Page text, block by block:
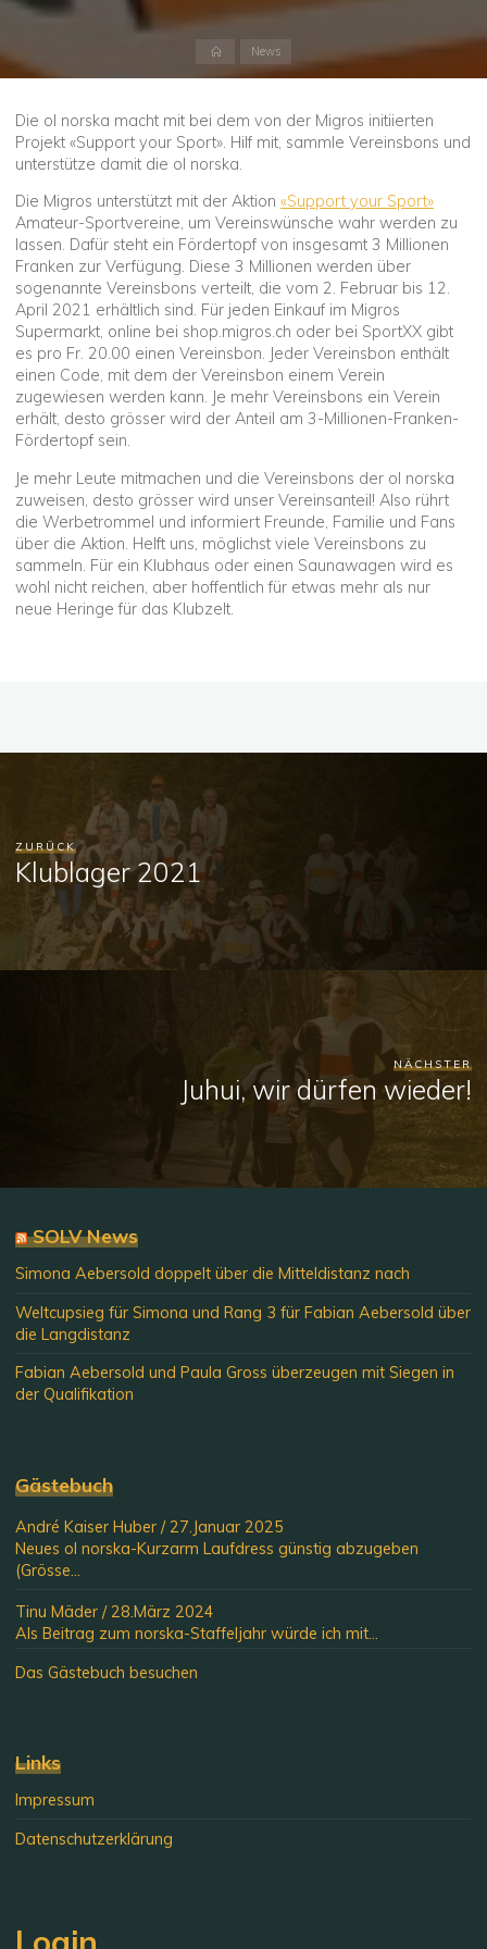
News
Die ol norska macht mit bei dem von der Migros initiierten
Projekt «Support your Sport». Hilf mit, sammle Vereinsbons und
unterstütze damit die ol norska.
Die Migros unterstützt mit der Aktion«Support your Sport»
Amateur-Sportvereine, um Vereinswünsche wahr werden zu
lassen. Dafür steht ein Fördertopf von insgesamt 3 Millionen
Franken zur Verfügung. Diese 3 Millionen werden über
sogenannte Vereinsbons verteilt, die vom 2. Februar bis 12.
April 2021 erhältlich sind. Für jeden Einkauf im Migros
Supermarkt, online bei shop.migros.ch oder bei SportXX gibt
es pro Fr. 20.00 einen Vereinsbon. Jeder Vereinsbon enthält
einen Code, mit dem der Vereinsbon einem Verein
zugewiesen werden kann. Je mehr Vereinsbons ein Verein
erhält, desto grösser wird der Anteil am 3-Millionen-Franken-
Fördertopf sein.
Je mehr Leute mitmachen und die Vereinsbons der ol norska
zuweisen, desto grösser wird unser Vereinsanteil! Also rührt
die Werbetrommel und informiert Freunde, Familie und Fans
über die Aktion. Helft uns, möglichst viele Vereinsbons zu
sammeln. Für ein Klubhaus oder einen Saunawagen wird es
wohl nicht reichen, aber hoffentlich für etwas mehr als nur
neue Heringe für das Klubzelt.
ZURÜCK
Klublager 2021
NÄCHSTER
Juhui, wir dürfen wieder!
SOLV News
Simona Aebersold doppelt über die Mitteldistanz nach
Weltcupsieg für Simona und Rang 3 für Fabian Aebersold über
die Langdistanz
Fabian Aebersold und Paula Gross überzeugen mit Siegen in
der Qualifikation
Gästebuch
André Kaiser Huber / 27.Januar 2025
Neues ol norska-Kurzarm Laufdress günstig abzugeben
(Grösse...
Tinu Mäder / 28.März 2024
Als Beitrag zum norska-Staffeljahr würde ich mit...
Das Gästebuch besuchen
Links
Impressum
Datenschutzerklärung
Login